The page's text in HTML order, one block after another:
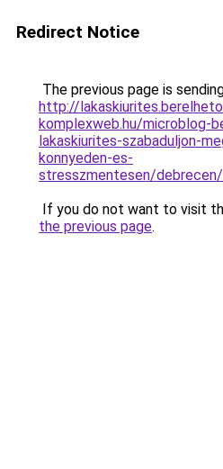
Redirect Notice
The previous page is
http://
komplexweb.hu/microblog-
lakaskiurites-szabaduljon-
konnyeden-es-
stresszmentesen/debrecen/
If you do not want to visit
the previous page.